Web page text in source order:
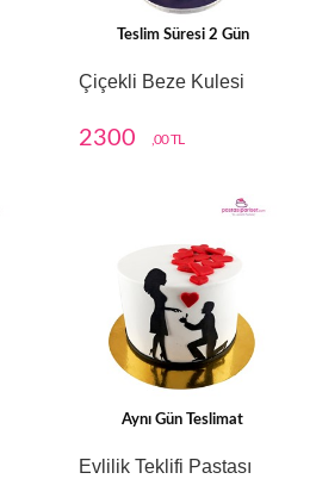
Teslim Süresi 2 Gün
Çiçekli Beze Kulesi
2300 ,00 TL
Aynı Gün Teslimat
Evlilik Teklifi Pastası